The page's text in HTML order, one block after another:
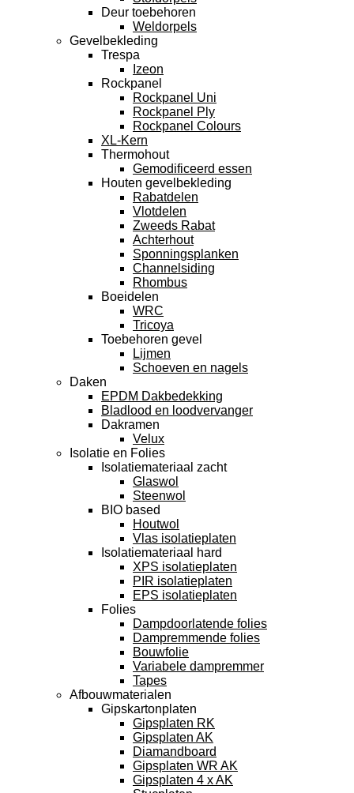
Deur toebehoren
Weldorpels
Gevelbekleding
Trespa
Izeon
Rockpanel
Rockpanel Uni
Rockpanel Ply
Rockpanel Colours
XL-Kern
Thermohout
Gemodificeerd essen
Houten gevelbekleding
Rabatdelen
Vlotdelen
Zweeds Rabat
Achterhout
Sponningsplanken
Channelsiding
Rhombus
Boeidelen
WRC
Tricoya
Toebehoren gevel
Lijmen
Schoeven en nagels
Daken
EPDM Dakbedekking
Bladlood en loodvervanger
Dakramen
Velux
Isolatie en Folies
Isolatiemateriaal zacht
Glaswol
Steenwol
BIO based
Houtwol
Vlas isolatieplaten
Isolatiemateriaal hard
XPS isolatieplaten
PIR isolatieplaten
EPS isolatieplaten
Folies
Dampdoorlatende folies
Dampremmende folies
Bouwfolie
Variabele dampremmer
Tapes
Afbouwmaterialen
Gipskartonplaten
Gipsplaten RK
Gipsplaten AK
Diamandboard
Gipsplaten WR AK
Gipsplaten 4 x AK